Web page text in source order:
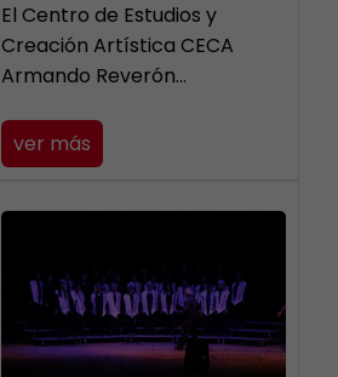
El Centro de Estudios y
Creación Artística CECA
Armando Reverón…
ver más